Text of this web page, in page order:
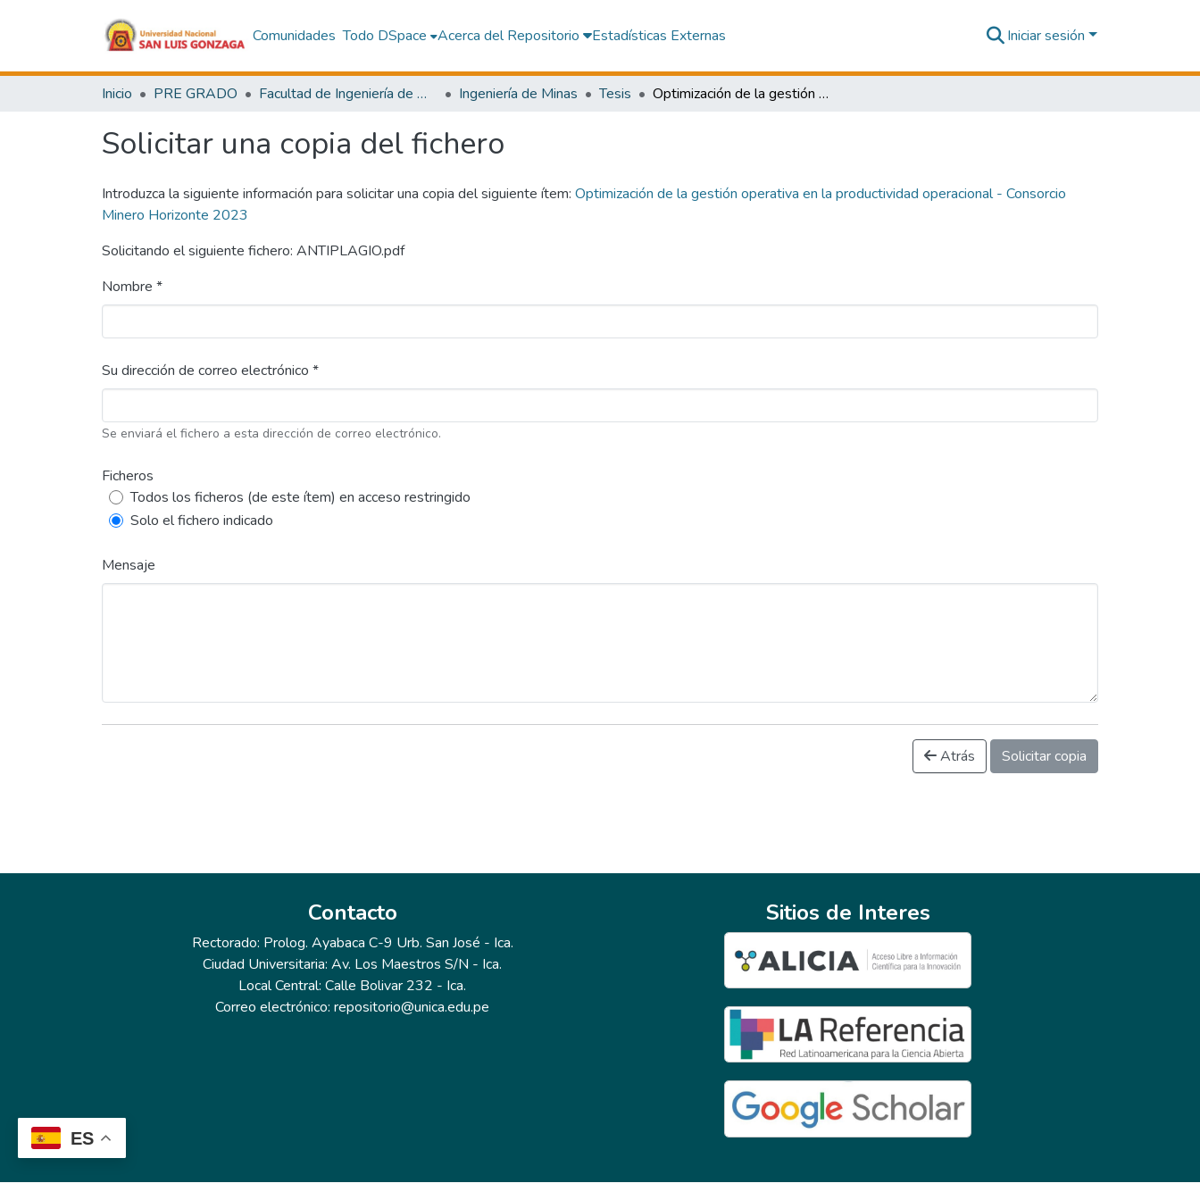
ES
Comunidades Todo DSpace Acerca del Repositorio Estadísticas Externas Iniciar sesión
Inicio PRE GRADO Facultad de Ingeniería de Minas y Metalurgia Ingeniería de Minas Tesis Optimización de la gestión operativa en la productividad operacional - Consorcio Minero Horizonte 2023
Solicitar una copia del fichero
Introduzca la siguiente información para solicitar una copia del siguiente ítem: Optimización de la gestión operativa en la productividad operacional - Consorcio
Minero Horizonte 2023
Solicitando el siguiente fichero: ANTIPLAGIO.pdf
Nombre *
Su dirección de correo electrónico *
Se enviará el fichero a esta dirección de correo electrónico.
Ficheros
Todos los ficheros (de este ítem) en acceso restringido
Solo el fichero indicado
Mensaje
Atrás Solicitar copia
Contacto
Rectorado: Prolog. Ayabaca C-9 Urb. San José - Ica.
Ciudad Universitaria: Av. Los Maestros S/N - Ica.
Local Central: Calle Bolivar 232 - Ica.
Correo electrónico: repositorio@unica.edu.pe
Sitios de Interes